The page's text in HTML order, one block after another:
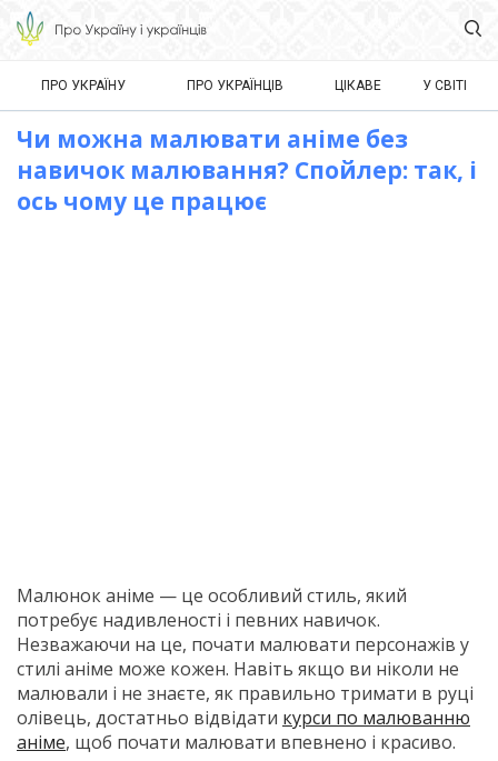
ПРО УКРАЇНУ ПРО УКРАЇНЦІВ ЦІКАВЕ У СВІТІ
Чи можна малювати аніме без
навичок малювання? Спойлер: так, і
ось чому це працює
Малюнок аніме — це особливий стиль, який
потребує надивленості і певних навичок.
Незважаючи на це, почати малювати персонажів у
стилі аніме може кожен. Навіть якщо ви ніколи не
малювали і не знаєте, як правильно тримати в руці
олівець, достатньо відвідати курси по малюванню
аніме, щоб почати малювати впевнено і красиво.